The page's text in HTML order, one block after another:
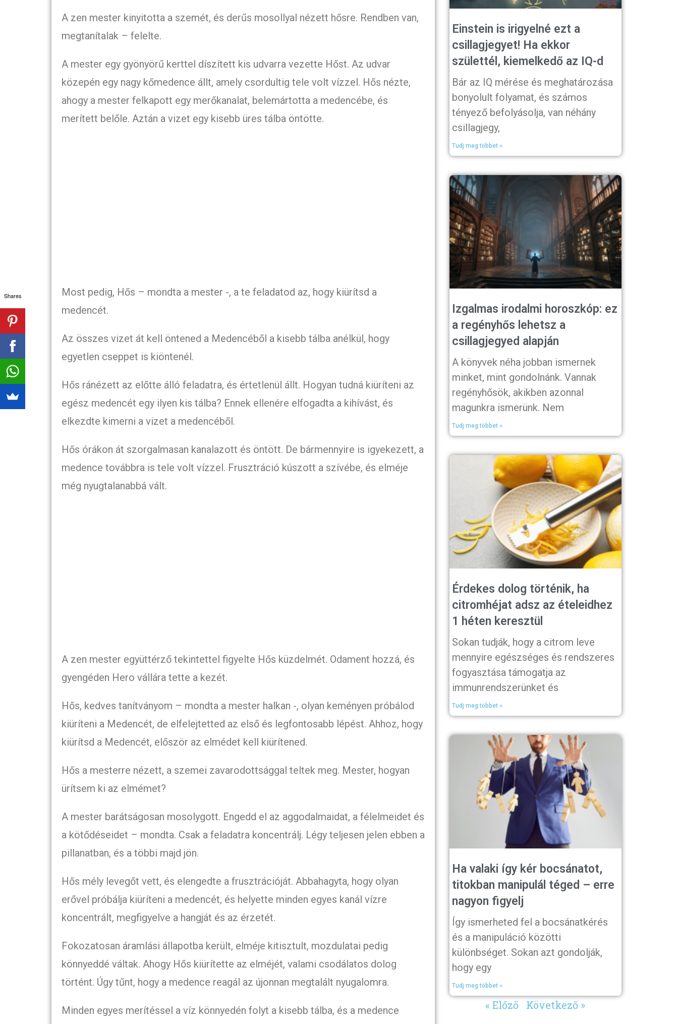
A zen mester kinyitotta a szemét, és derűs mosollyal nézett hősre. Rendben van,
megtanítalak – felelte.
A mester egy gyönyörű kerttel díszített kis udvarra vezette Hőst. Az udvar
közepén egy nagy kőmedence állt, amely csordultig tele volt vízzel. Hős nézte,
ahogy a mester felkapott egy merőkanalat, belemártotta a medencébe, és
merített belőle. Aztán a vizet egy kisebb üres tálba öntötte.
Most pedig, Hős – mondta a mester -, a te feladatod az, hogy kiürítsd a
medencét.
Az összes vizet át kell öntened a Medencéből a kisebb tálba anélkül, hogy
egyetlen cseppet is kiöntenél.
Hős ránézett az előtte álló feladatra, és értetlenül állt. Hogyan tudná kiüríteni az
egész medencét egy ilyen kis tálba? Ennek ellenére elfogadta a kihívást, és
elkezdte kimerni a vizet a medencéből.
Hős órákon át szorgalmasan kanalazott és öntött. De bármennyire is igyekezett, a
medence továbbra is tele volt vízzel. Frusztráció kúszott a szívébe, és elméje
még nyugtalanabbá vált.
A zen mester együttérző tekintettel figyelte Hős küzdelmét. Odament hozzá, és
gyengéden Hero vállára tette a kezét.
Hős, kedves tanítványom – mondta a mester halkan -, olyan keményen próbálod
kiüríteni a Medencét, de elfelejtetted az első és legfontosabb lépést. Ahhoz, hogy
kiürítsd a Medencét, először az elmédet kell kiürítened.
Hős a mesterre nézett, a szemei zavarodottsággal teltek meg. Mester, hogyan
ürítsem ki az elmémet?
A mester barátságosan mosolygott. Engedd el az aggodalmaidat, a félelmeidet és
a kötődéseidet – mondta. Csak a feladatra koncentrálj. Légy teljesen jelen ebben a
pillanatban, és a többi majd jön.
Hős mély levegőt vett, és elengedte a frusztrációját. Abbahagyta, hogy olyan
erővel próbálja kiüríteni a medencét, és helyette minden egyes kanál vízre
koncentrált, megfigyelve a hangját és az érzetét.
Fokozatosan áramlási állapotba került, elméje kitisztult, mozdulatai pedig
könnyeddé váltak. Ahogy Hős kiürítette az elméjét, valami csodálatos dolog
történt. Úgy tűnt, hogy a medence reagál az újonnan megtalált nyugalomra.
Minden egyes merítéssel a víz könnyedén folyt a kisebb tálba, és a medence
Einstein is irigyelné ezt a
csillagjegyet! Ha ekkor
születtél, kiemelkedő az IQ-d
Bár az IQ mérése és meghatározása
bonyolult folyamat, és számos
tényező befolyásolja, van néhány
csillagjegy,
Tudj meg többet »
Izgalmas irodalmi horoszkóp: ez
a regényhős lehetsz a
csillagjegyed alapján
A könyvek néha jobban ismernek
minket, mint gondolnánk. Vannak
regényhősök, akikben azonnal
magunkra ismerünk. Nem
Tudj meg többet »
Érdekes dolog történik, ha
citromhéjat adsz az ételeidhez
1 héten keresztül
Sokan tudják, hogy a citrom leve
mennyire egészséges és rendszeres
fogyasztása támogatja az
immunrendszerünket és
Tudj meg többet »
Ha valaki így kér bocsánatot,
titokban manipulál téged – erre
nagyon figyelj
Így ismerheted fel a bocsánatkérés
és a manipuláció közötti
különbséget. Sokan azt gondolják,
hogy egy
Tudj meg többet »
« Előző Következő »
Shares